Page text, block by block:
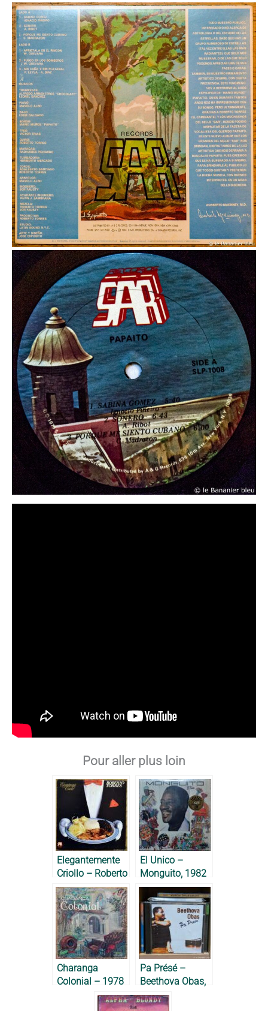
Pour aller plus loin
Elegantemente
Criollo – Roberto
Torres, 1986
El Unico –
Monguito, 1982
Charanga
Colonial – 1978
Pa Présé –
Beethova Obas,
1996